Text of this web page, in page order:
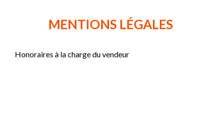
MENTIONS LÉGALES
Honoraires à la charge du vendeur